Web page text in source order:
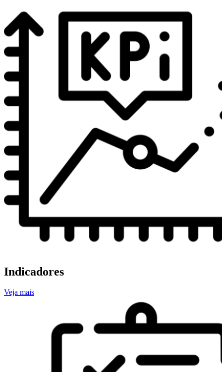
Indicadores
Veja mais